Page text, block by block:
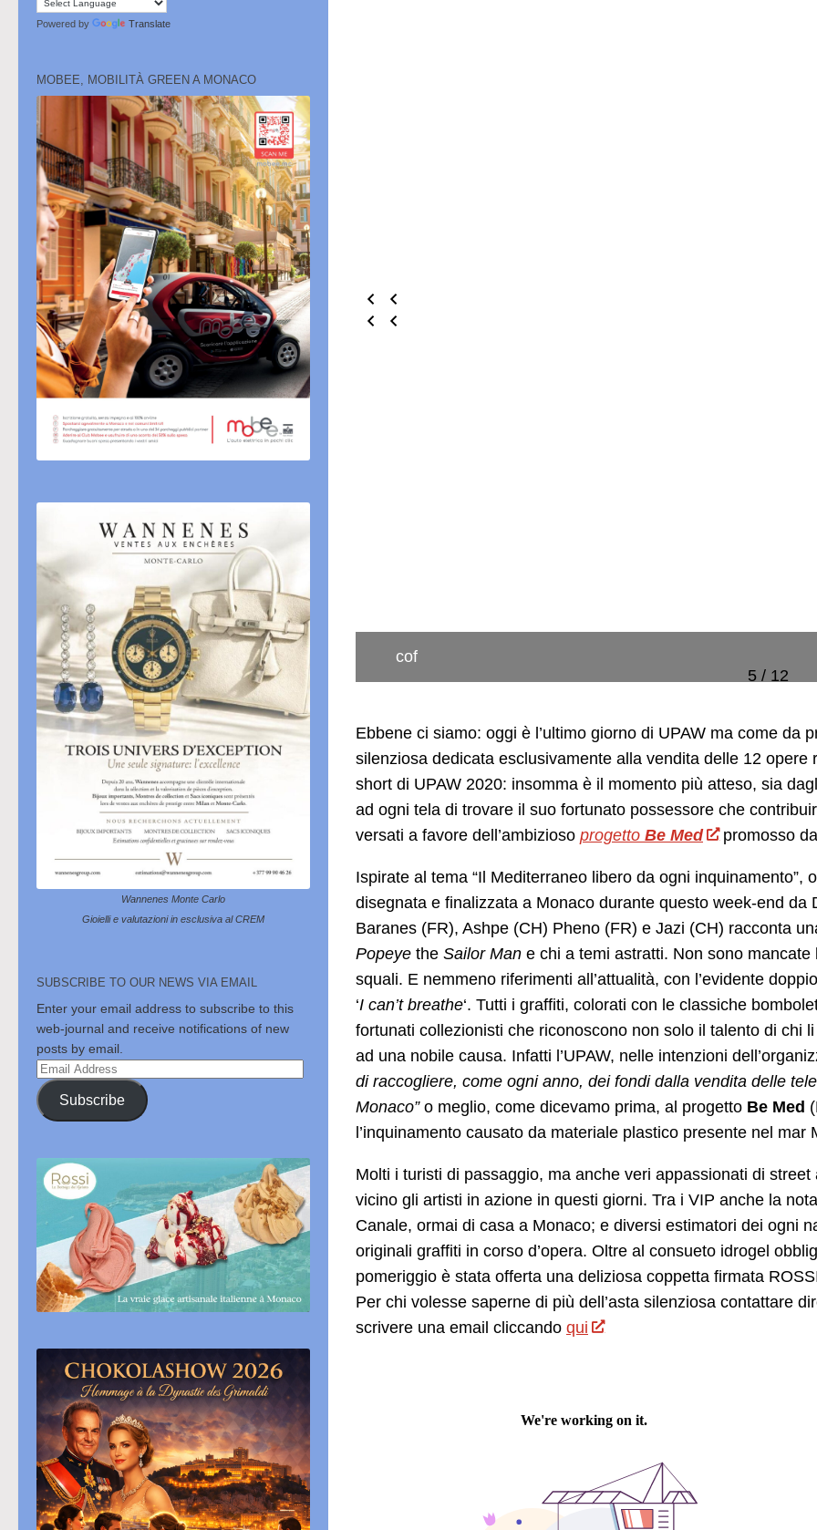
cof
5 / 12
Ebbene ci siamo: oggi è l’ultimo giorno di UPAW ma come da
silenziosa dedicata esclusivamente alla vendita delle 12
short di UPAW 2020: insomma è il momento più atteso, sia
ad ogni tela di trovare il suo fortunato possessore che
versati a favore dell’ambizioso progetto Be Med promosso
Ispirate al tema “Il Mediterraneo libero da ogni
disegnata e finalizzata a Monaco durante questo week-end da
Baranes (FR), Ashpe (CH) Pheno (FR) e Jazi (CH) racconta
Popeye the Sailor Man e chi a temi astratti. Non sono
squali. E nemmeno riferimenti all’attualità, con l’evidente
‘I can’t breathe‘. Tutti i graffiti, colorati con le classiche
fortunati collezionisti che riconoscono non solo il talento di chi
ad una nobile causa. Infatti l’UPAW, nelle intenzioni
di raccogliere, come ogni anno, dei fondi dalla vendita delle
Monaco” o meglio, come dicevamo prima, al progetto Be Med
l’inquinamento causato da materiale plastico presente nel
Molti i turisti di passaggio, ma anche veri appassionati di
vicino gli artisti in azione in questi giorni. Tra i VIP anche la
Canale, ormai di casa a Monaco; e diversi estimatori dei ogni
originali graffiti in corso d’opera. Oltre al consueto idrogel
pomeriggio è stata offerta una deliziosa coppetta firmata
Per chi volesse saperne di più dell’asta silenziosa contattare
scrivere una email cliccando qui
Powered by Translate
MOBEE, MOBILITÀ GREEN A MONACO
Wannenes Monte Carlo
Gioielli e valutazioni in esclusiva al CREM
SUBSCRIBE TO OUR NEWS VIA EMAIL
Enter your email address to subscribe to this
web-journal and receive notifications of new
posts by email.
Email
Address
Subscribe